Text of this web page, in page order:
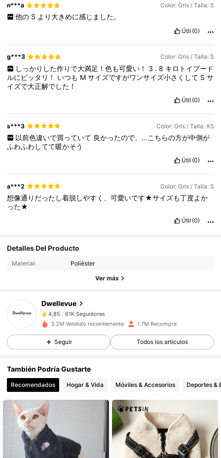
n***a Color: Gris / Talla: S
他の S より大きめに感じました。
Útil (0)
g***3 Color: Gris / Talla: S
しっかりした作りで大満足！色も可愛い！ 3 . 8 キロトイプード
ルにピッタリ！ いつも Mサイズですがワンサイズ小さくして Sサ
イズで大正解でした！
Útil (0)
s***3 Color: Gris / Talla: XS
以前色違いで買っていて 良かったので、…こちらの方が中側が
ふわふわしてて暖かそう
Útil (0)
a***2 Color: Gris / Talla: S
想像通りだったし着脱しやすく、可愛いです★サイズも丁度よか
った★
Útil (0)
Detalles Del Producto
Material: Poliéster
Ver más
Dwellevue
4,85 61K Seguidores
61K Seguidores
4,85 61K Seguidores
4,85 61K Seguidores
4,85
4,85 61K Seguidores
4,85 61K Seguidores
3.2M Vendido recientemente 1.7M Recompra
Seguir Todos los artículos
También Podría Gustarte
Recomendados Hogar & Vida Móviles & Accesorios Deportes &